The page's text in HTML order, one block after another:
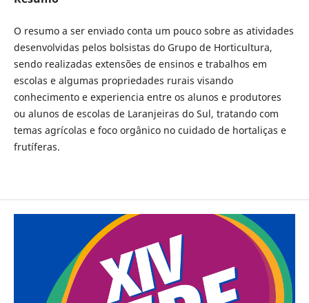
O resumo a ser enviado conta um pouco sobre as atividades
desenvolvidas pelos bolsistas do Grupo de Horticultura,
sendo realizadas extensões de ensinos e trabalhos em
escolas e algumas propriedades rurais visando
conhecimento e experiencia entre os alunos e produtores
ou alunos de escolas de Laranjeiras do Sul, tratando com
temas agrícolas e foco orgânico no cuidado de hortaliças e
frutíferas.